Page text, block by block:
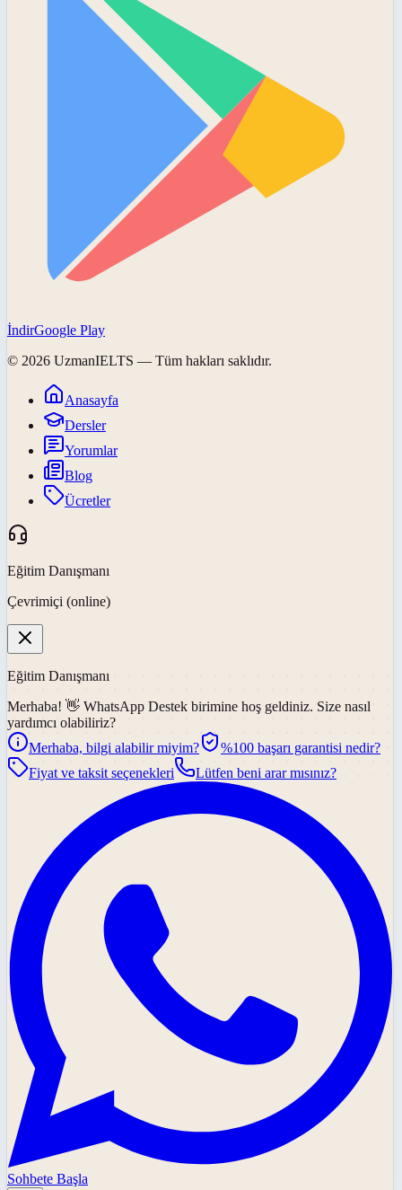
İndirGoogle Play
© 2026 UzmanIELTS — Tüm hakları saklıdır.
Anasayfa
Dersler
Yorumlar
Blog
Ücretler
Eğitim Danışmanı
Çevrimiçi (online)
Eğitim Danışmanı
Merhaba! 👋 WhatsApp Destek birimine hoş geldiniz. Size nasıl
yardımcı olabiliriz?
Merhaba, bilgi alabilir miyim?
%100 başarı garantisi nedir?
Fiyat ve taksit seçenekleri
Lütfen beni arar mısınız?
Sohbete Başla